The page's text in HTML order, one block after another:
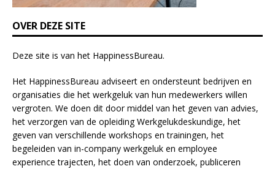
n
k
.
OVER DEZE SITE
Deze site is van het HappinessBureau.
Het HappinessBureau adviseert en ondersteunt bedrijven en
organisaties die het werkgeluk van hun medewerkers willen
vergroten. We doen dit door middel van het geven van advies,
het verzorgen van de opleidingWerkgelukdeskundige, het
geven van verschillende workshops en trainingen, het
begeleiden van in-company werkgeluk en employee
experiencetrajecten, het doen van onderzoek, publiceren